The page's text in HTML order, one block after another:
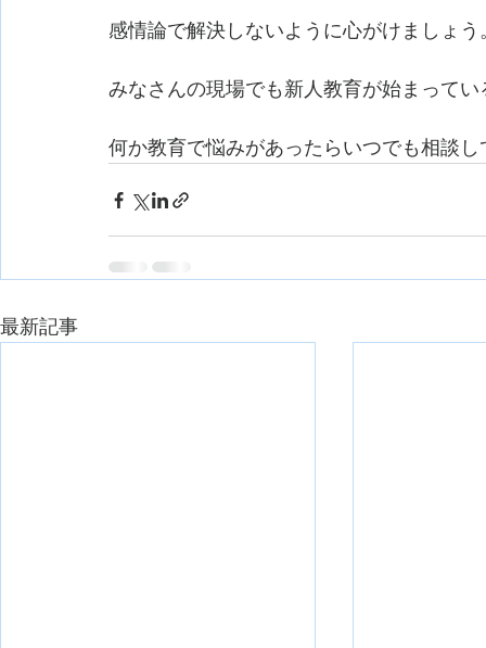
感情論で解決しないように心がけましょう
みなさんの現場でも新人教育が始まって
何か教育で悩みがあったらいつでも相談
最新記事